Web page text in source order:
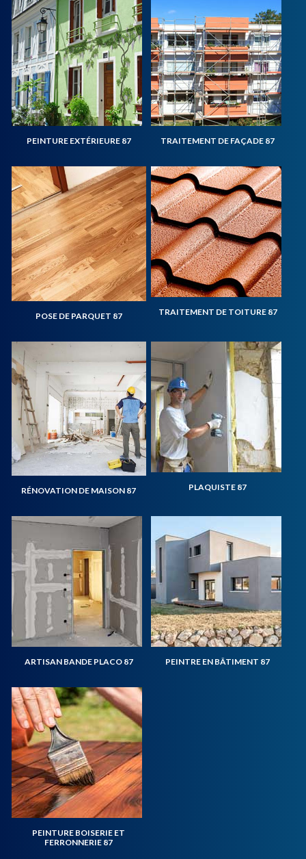
PEINTURE EXTÉRIEURE 87 TRAITEMENT DE FAÇADE 87
POSE DE PARQUET 87 TRAITEMENT DE TOITURE 87
RÉNOVATION DE MAISON 87 PLAQUISTE 87
ARTISAN BANDE PLACO 87 PEINTRE EN BÂTIMENT 87
PEINTURE BOISERIE ET
FERRONNERIE 87